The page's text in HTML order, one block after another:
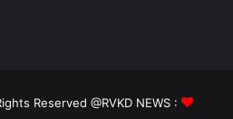
Reserved @RVKD NEWS :